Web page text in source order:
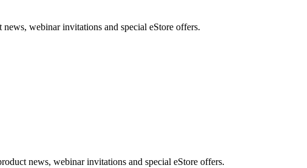
webinar invitations and special eStore offers.
news, webinar invitations and special eStore offers.